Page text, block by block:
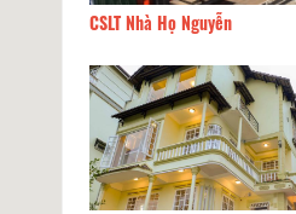
CSLT Nhà Họ Nguyễn